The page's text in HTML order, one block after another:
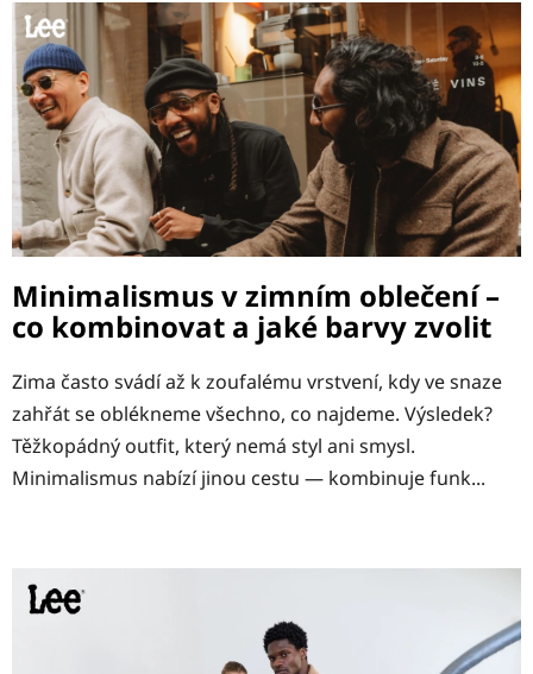
ý
p
i
s
č
l
á
n
ů
Minimalismus v zimním oblečení –
co kombinovat a jaké barvy zvolit
Zima často svádí až k zoufalému vrstvení, kdy ve snaze
zahřát se oblékneme všechno, co najdeme. Výsledek?
Těžkopádný outfit, který nemá styl ani smysl.
Minimalismus nabízí jinou cestu — kombinuje funk...